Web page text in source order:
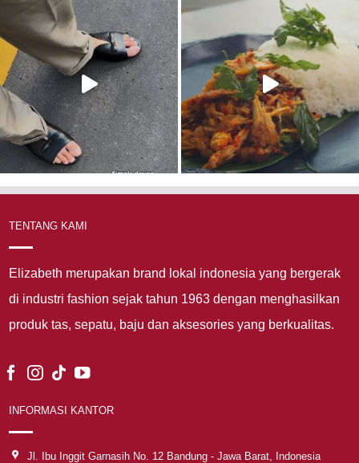
TENTANG KAMI
Elizabeth merupakan brand lokal indonesia yang bergerak
di industri fashion sejak tahun 1963 dengan menghasilkan
produk tas, sepatu, baju dan aksesories yang berkualitas.
INFORMASI KANTOR
Jl. Ibu Inggit Garnasih No. 12 Bandung - Jawa Barat, Indonesia